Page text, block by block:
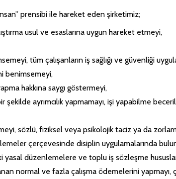
prensibi ile hareket eden şirketimiz;
usul ve esaslarına uygun hareket etmeyi,
tüm çalışanların iş sağlığı ve güvenliği
benimsemeyi,
hakkına saygı göstermeyi,
şekilde ayrımcılık yapmamayı, işi yapabilme
sözlü, fiziksel veya psikolojik taciz ya da
çerçevesinde disiplin uygulamalarında
düzenlemelere ve toplu iş sözleşme
normal ve fazla çalışma ödemelerini